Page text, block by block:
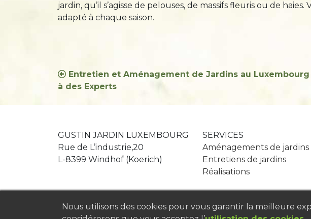
jardin, qu’il s’agisse de pelouses, de massifs fleuris ou de
adapté à chaque saison.
Navigation
Entretien et Aménagement de Jardins au Luxembourg
à des Experts
Nous utilisons des cookies pour vous garantir la meilleure
GUSTIN JARDIN LUXEMBOURG
Rue de L’industrie,20
L-8399 Windhof (Koerich)
SERVICES
Aménagements de jardins
Entretiens de jardins
Réalisations